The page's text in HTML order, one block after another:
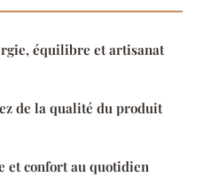
équilibre et artisanat
de la qualité du produit
et confort au quotidien